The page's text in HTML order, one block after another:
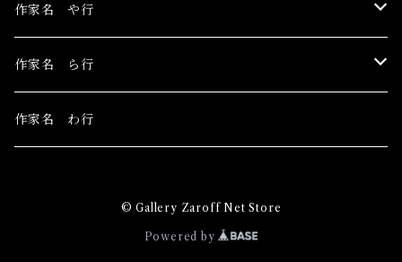
こみや梢子
丁子紅子
田中アユミ
長瀬萬純
ピエロピヨ子
細川成美
まちゅまゆ
目黒ミロ
三谷拓也
作家名 や行
山城有未
山田さやか
作家名 ら行
LIEN
作家名 わ行
© Gallery Zaroff Net Store
Powered by